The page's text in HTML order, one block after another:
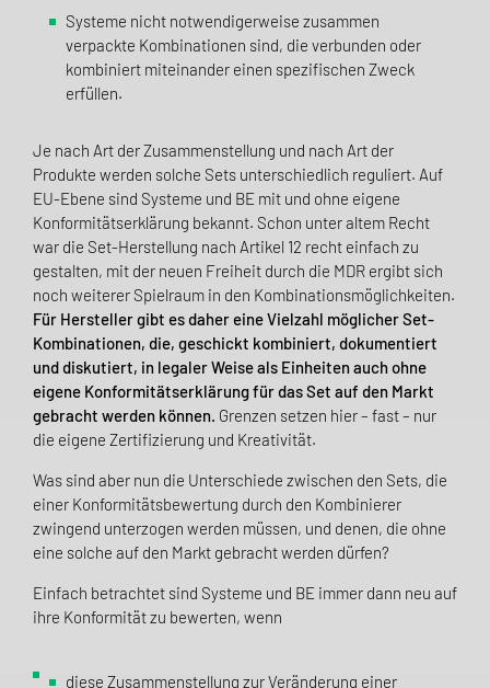
Systeme nicht notwendigerweise zusammen
verpackte Kombinationen sind, die verbunden oder
kombiniert miteinander einen spezifischen Zweck
erfüllen.
Je nach Art der Zusammenstellung und nach Art der
Produkte werden solche Sets unterschiedlich reguliert. Auf
EU-Ebene sind Systeme und BE mit und ohne eigene
Konformitäts­erklä­rung bekannt. Schon unter altem Recht
war die Set-Herstellung nach Artikel 12 recht einfach zu
gestalten, mit der neuen Freiheit durch die MDR ergibt sich
noch weiterer Spielraum in den Kombinations­möglichkeiten.
Für Hersteller gibt es daher eine Vielzahl möglicher Set-
Kombinationen, die, geschickt kombiniert, dokumentiert
und diskutiert, in legaler Weise als Einheiten auch ohne
eigene Konformitäts­erklärung für das Set auf den Markt
gebracht werden können. Grenzen setzen hier – fast – nur
die eigene Zertifizierung und Kreativität.
Was sind aber nun die Unterschiede zwischen den Sets, die
einer Konformitätsbewertung durch den Kombinierer
zwingend unterzogen werden müssen, und denen, die ohne
eine solche auf den Markt gebracht werden dürfen?
Einfach betrachtet sind Systeme und BE immer dann neu auf
ihre Konformität zu bewerten, wenn
diese Zusammenstellung zur Veränderung einer